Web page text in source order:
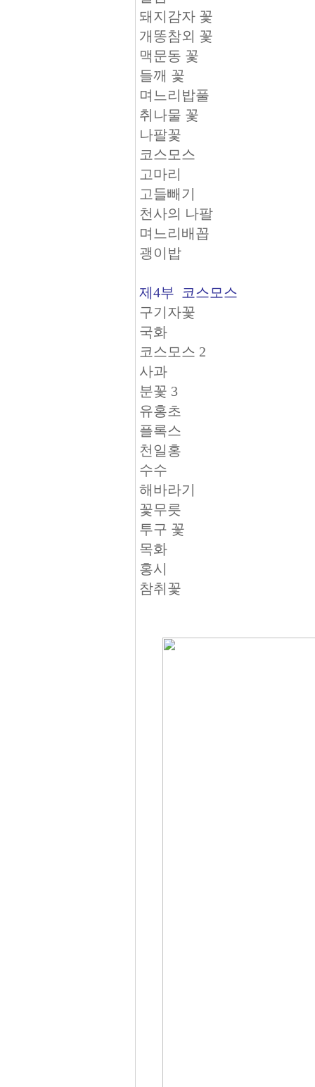
돼지감자 꽃
개똥참외 꽃
맥문동 꽃
들깨 꽃
며느리밥풀
취나물 꽃
나팔꽃
코스모스
고마리
고들빼기
천사의 나팔
며느리배꼽
괭이밥
제4부 코스모스
구기자꽃
국화
코스모스 2
사과
분꽃 3
유홍초
플록스
천일홍
수수
해바라기
꽃무릇
투구 꽃
목화
홍시
참취꽃